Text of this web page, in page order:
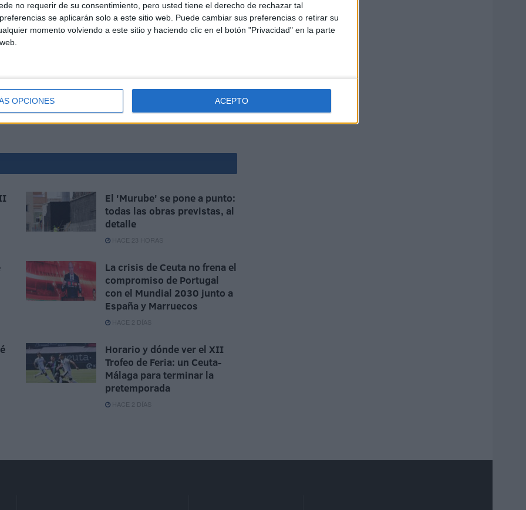
no requerir de su consentimiento, pero usted tiene el derecho de rechazar tal
se aplicarán solo a este sitio web. Puede cambiar sus preferencias o retirar su
momento volviendo a este sitio y haciendo clic en el botón "Privacidad" en la parte
OPCIONES ACEPTO
fue otro y consiguió el éxito de la permanencia,
RFEF. Ahora con la pretemporada cerca se
sacar el mayor provecho posible.
El 'Murube' se pone a punto:
todas las obras previstas, al
detalle
HACE 23 HORAS
La crisis de Ceuta no frena el
compromiso de Portugal
con el Mundial 2030 junto a
España y Marruecos
HACE 2 DÍAS
Horario y dónde ver el XII
Trofeo de Feria: un Ceuta-
Málaga para terminar la
pretemporada
HACE 2 DÍAS